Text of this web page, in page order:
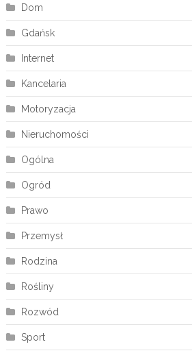
Dom
Gdańsk
Internet
Kancelaria
Motoryzacja
Nieruchomości
Ogólna
Ogród
Prawo
Przemysł
Rodzina
Rośliny
Rozwód
Sport